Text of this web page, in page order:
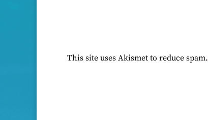
This site uses Akismet to reduce spam.